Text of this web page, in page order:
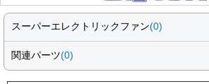
スーパーエレクトリックファン(0)
関連パーツ(0)